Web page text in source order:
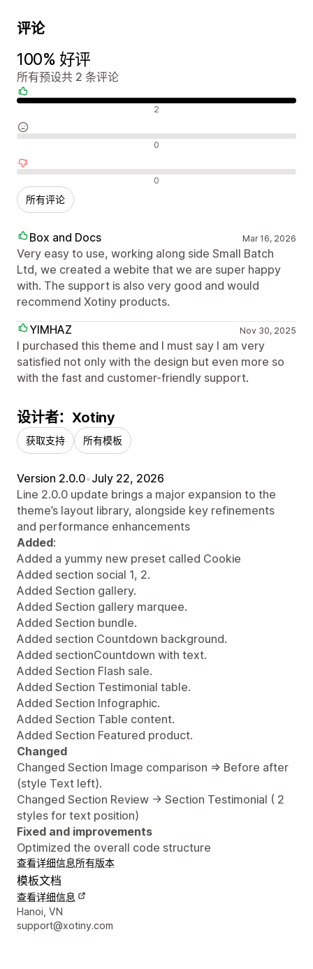
评论
100% 好评
所有预设共 2 条评论
好评 2
中评 0
差评 0
所有评论
Box and Docs Mar 16, 2026
Very easy to use, working along side Small Batch
Ltd, we created a webite that we are super happy
with. The support is also very good and would
recommend Xotiny products.
YIMHAZ
Nov 30, 2025
I purchased this theme and I must say I am very
satisfied not only with the design but even more so
with the fast and customer-friendly support.
设计者：Xotiny
获取支持 所有模板
Version 2.0.0•July 22, 2026
Line 2.0.0 update brings a major expansion to the
theme’s layout library, alongside key refinements
and performance enhancements
Added:
Added a yummy new preset called Cookie
Added section social 1, 2.
Added Section gallery.
Added Section gallery marquee.
Added Section bundle.
Added section Countdown background.
Added sectionCountdown with text.
Added Section Flash sale.
Added Section Testimonial table.
Added Section Infographic.
Added Section Table content.
Added Section Featured product.
Changed
Changed Section Image comparison => Before after
(style Text left).
Changed Section Review -> Section Testimonial ( 2
styles for text position)
Fixed and improvements
Optimized the overall code structure
查看详细信息所有版本
模板文档
查看详细信息
设计师联系方式
Hanoi, VN
support@xotiny.com